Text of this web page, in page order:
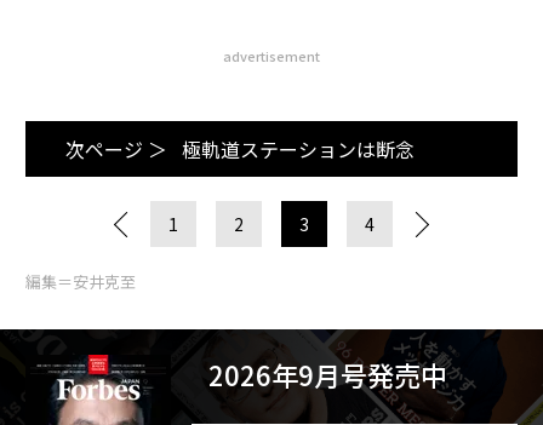
advertisement
次ページ ＞ 極軌道ステーションは断念
1 2 3 4
編集＝安井克至
2026年9月号発売中